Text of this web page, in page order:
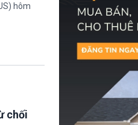
hôm
chối